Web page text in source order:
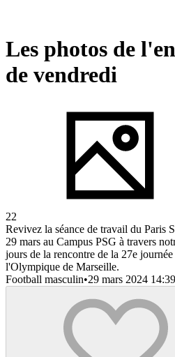
Les photos de
de vendredi
22
Revivez la séance de travail du Paris
29 mars au Campus PSG à travers
jours de la rencontre de la 27e
l'Olympique de Marseille.
Football masculin•29 mars 2024 14:39